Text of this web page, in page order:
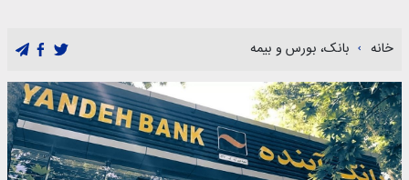
خانه بانک، بورس و بیمه